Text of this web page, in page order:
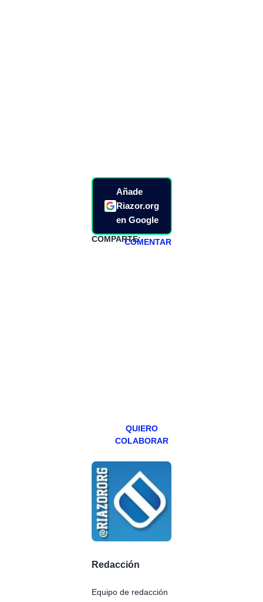
Añade
Riazor.org
en Google
COMPARTE:COMENTAR
QUIERO
COLABORAR
Redacción
Equipo de redacción